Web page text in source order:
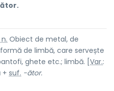
n.Obiect de metal, de
de limbă, care servește
ghete etc.; limbă. [ Var.:
+ suf. -ător.